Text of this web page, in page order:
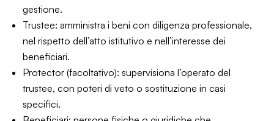
gestione.
Trustee: amministra i beni con diligenza professionale,
nel rispetto dell’atto istitutivo e nell’interesse dei
beneficiari.
Protector (facoltativo): supervisiona l’operato del
trustee, con poteri di veto o sostituzione in casi
specifici.